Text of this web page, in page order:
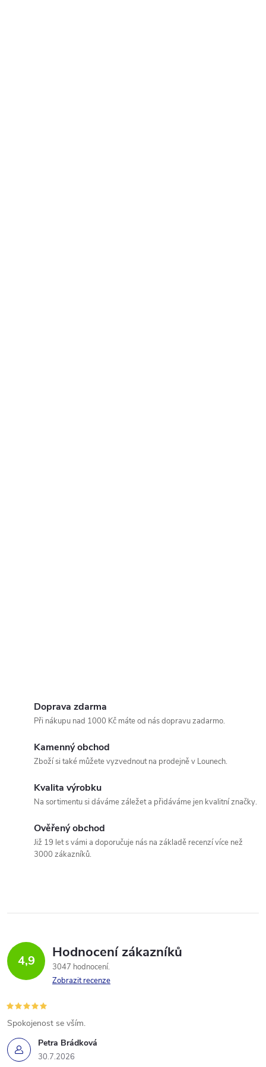
Doprava zdarma
Při nákupu nad 1000 Kč máte od nás dopravu zadarmo.
Kamenný obchod
Zboží si také můžete vyzvednout na prodejně v Lounech.
Kvalita výrobku
Na sortimentu si dáváme záležet a přidáváme jen kvalitní značky.
Ověřený obchod
Již 19 let s vámi a doporučuje nás na základě recenzí více než
3000 zákazníků.
4,9 Hodnocení zákazníků
3047 hodnocení
Zobrazit recenze
Petra Brádková
30.7.2026
Spokojenost se vším.